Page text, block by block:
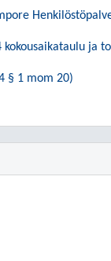
kokousaikataulu ja
§ 1 mom 20)